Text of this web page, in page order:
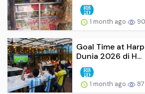
1 month ago 90
Goal Time at
Dunia 2026 di H...
1 month ago 87